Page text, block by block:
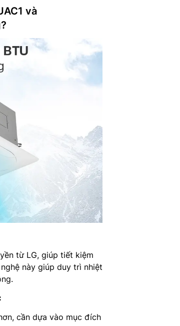
và
từ LG, giúp tiết kiệm
này giúp duy trì nhiệt
cần dựa vào mục đích